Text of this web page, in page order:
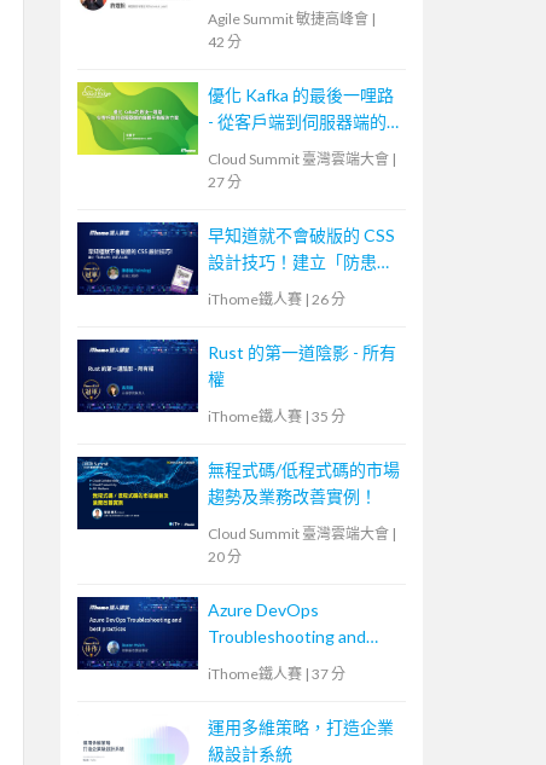
Agile Summit 敏捷高峰會 |
42 分
優化 Kafka 的最後一哩路
- 從客戶端到伺服器端的
負載平衡解決方案
Cloud Summit 臺灣雲端大會 |
27 分
早知道就不會破版的 CSS
設計技巧！建立「防患未
然」的匠人心態
iThome鐵人賽 | 26 分
Rust 的第一道陰影 - 所有
權
iThome鐵人賽 | 35 分
無程式碼/低程式碼的市場
趨勢及業務改善實例！
Cloud Summit 臺灣雲端大會 |
20 分
Azure DevOps
Troubleshooting and
best practices
iThome鐵人賽 | 37 分
運用多維策略，打造企業
級設計系統